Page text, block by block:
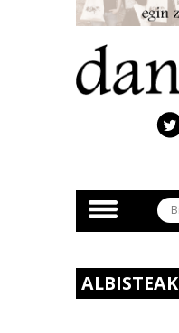
ALBISTEAK